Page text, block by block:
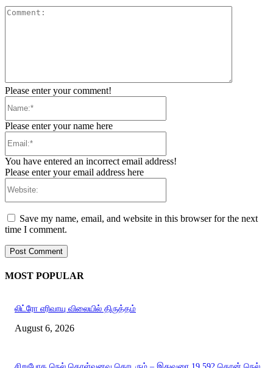
Please enter your comment!
Please enter your name here
You have entered an incorrect email address!
Please enter your email address here
Save my name, email, and website in this browser for the next
time I comment.
MOST POPULAR
லிட்ரோ எரிவாயு விலையில் திருத்தம்
August 6, 2026